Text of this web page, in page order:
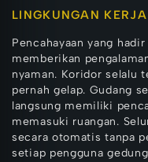
LINGKUNGAN
Pencahayaan yang
memberikan
nyaman. Koridor selalu
pernah gelap. Gudang
langsung memiliki
memasuki ruangan.
secara otomatis tanpa
setiap pengguna